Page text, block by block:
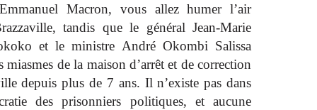
Macron, vous allez humer l’air
tandis que le général Jean-Marie
et le ministre André Okombi Salissa
miasmes de la maison d’arrêt et de correction
depuis plus de 7 ans. Il n’existe pas dans
des prisonniers politiques, et aucune